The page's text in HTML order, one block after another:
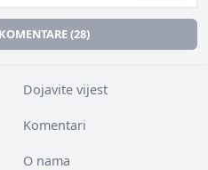
(28)
Dojavite vijest
Komentari
O nama